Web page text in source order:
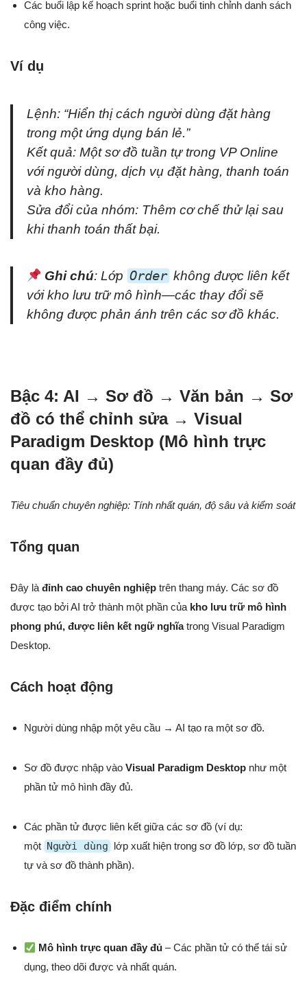
Các buổi lập kế hoạch sprint hoặc buổi tinh chỉnh danh sách
công việc.
Ví dụ
Lệnh: “Hiển thị cách người dùng đặt hàng
trong một ứng dụng bán lẻ.”
Kết quả: Một sơ đồ tuần tự trong VP Online
với người dùng, dịch vụ đặt hàng, thanh toán
và kho hàng.
Sửa đổi của nhóm: Thêm cơ chế thử lại sau
khi thanh toán thất bại.
Ghi chú: Lớp Order không được liên kết
với kho lưu trữ mô hình—các thay đổi sẽ
không được phản ánh trên các sơ đồ khác.
Bậc 4: AI → Sơ đồ → Văn bản → Sơ
đồ có thể chỉnh sửa → Visual
Paradigm Desktop (Mô hình trực
quan đầy đủ)
Tiêu chuẩn chuyên nghiệp: Tính nhất quán, độ sâu và kiểm soát
Tổng quan
Đây là đỉnh cao chuyên nghiệp trên thang máy. Các sơ đồ
được tạo bởi AI trở thành một phần của kho lưu trữ mô hình
phong phú, được liên kết ngữ nghĩatrong Visual Paradigm
Desktop.
Cách hoạt động
Người dùng nhập một yêu cầu → AI tạo ra một sơ đồ.
Sơ đồ được nhập vào Visual Paradigm Desktop như một
phần tử mô hình đầy đủ.
Các phần tử được liên kết giữa các sơ đồ (ví dụ:
một Người dùng lớp xuất hiện trong sơ đồ lớp, sơ đồ tuần
tự và sơ đồ thành phần).
Đặc điểm chính
Mô hình trực quan đầy đủ – Các phần tử có thể tái sử
dụng, theo dõi được và nhất quán.